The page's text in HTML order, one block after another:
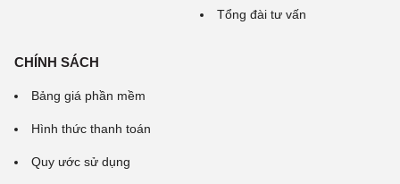
Tổng đài tư vấn
CHÍNH SÁCH
Bảng giá phần mềm
Hình thức thanh toán
Quy ước sử dụng